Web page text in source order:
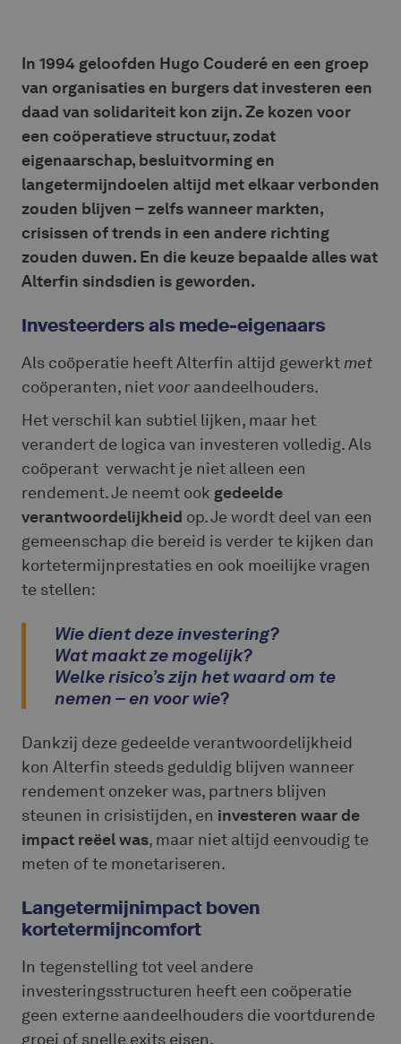
In 1994 geloofden Hugo Couderé en een groep
van organisaties en burgers dat investeren een
daad van solidariteit kon zijn. Ze kozen voor
een coöperatieve structuur, zodat
eigenaarschap, besluitvorming en
langetermijndoelen altijd met elkaar verbonden
zouden blijven – zelfs wanneer markten,
crisissen of trends in een andere richting
zouden duwen. En die keuze bepaalde alles wat
Alterfin sindsdien is geworden.
Investeerders als mede-eigenaars
Als coöperatie heeft Alterfin altijd gewerkt met
coöperanten, niet voor aandeelhouders.
Het verschil kan subtiel lijken, maar het
verandert de logica van investeren volledig. Als
coöperant verwacht je niet alleen een
rendement. Je neemt ook gedeelde
verantwoordelijkheid op. Je wordt deel van een
gemeenschap die bereid is verder te kijken dan
kortetermijnprestaties en ook moeilijke vragen
te stellen:
Wie dient deze investering?
Wat maakt ze mogelijk?
Welke risico’s zijn het waard om te
nemen – en voor wie?
Dankzij deze gedeelde verantwoordelijkheid
kon Alterfin steeds geduldig blijven wanneer
rendement onzeker was, partners blijven
steunen in crisistijden, en investeren waar de
impact reëel was, maar niet altijd eenvoudig te
meten of te monetariseren.
Langetermijnimpact boven
kortetermijncomfort
In tegenstelling tot veel andere
investeringsstructuren heeft een coöperatie
geen externe aandeelhouders die voortdurende
groei of snelle exits eisen.